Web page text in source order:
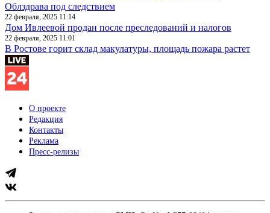
Облздрава под следствием
22 февраля, 2025 11:14
Дом Ивлеевой продан после преследований и налогов
22 февраля, 2025 11:01
В Ростове горит склад макулатуры, площадь пожара растет
О проекте
Редакция
Контакты
Реклама
Пресс-релизы